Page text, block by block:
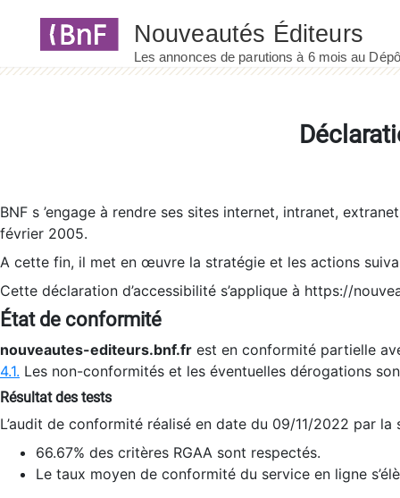
BNF s ’engage à rendre ses sites internet, intranet,
février 2005.
A cette fin, il met en œuvre la stratégie et les actions
Cette déclaration d’accessibilité s’applique à https://
État de conformité
nouveautes-editeurs.bnf.fr est en conformité partielle
4.1. Les non-conformités et les éventuelles dérogations
Résultat des tests
L’audit de conformité réalisé en date du 09/11/2022 par
66.67% des critères RGAA sont respectés.
Le taux moyen de conformité du service en ligne